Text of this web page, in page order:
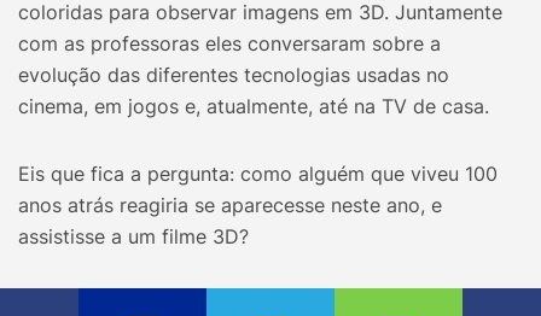
coloridas para observar imagens em 3D. Juntamente
com as professoras eles conversaram sobre a
evolução das diferentes tecnologias usadas no
cinema, em jogos e, atualmente, até na TV de casa.
Eis que fica a pergunta: como alguém que viveu 100
anos atrás reagiria se aparecesse neste ano, e
assistisse a um filme 3D?